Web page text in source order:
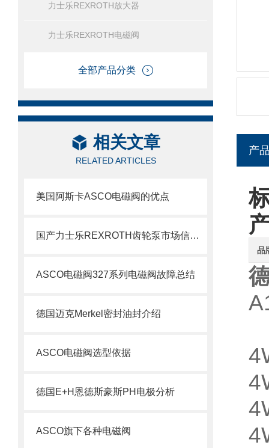
力士乐REXROTH放大器
力士乐REXROTH电磁阀
全部产品分类
相关文章
RELATED ARTICLES
美国阿斯卡ASCO电磁阀的优点
国产力士乐REXROTH齿轮泵市场信息了解
ASCO电磁阀327系列电磁阀故障总结
德国迈克Merkel密封油封介绍
ASCO电磁阀选型依据
德国E+H恩德斯豪斯PH电极分析
ASCO旗下各种电磁阀
产
品